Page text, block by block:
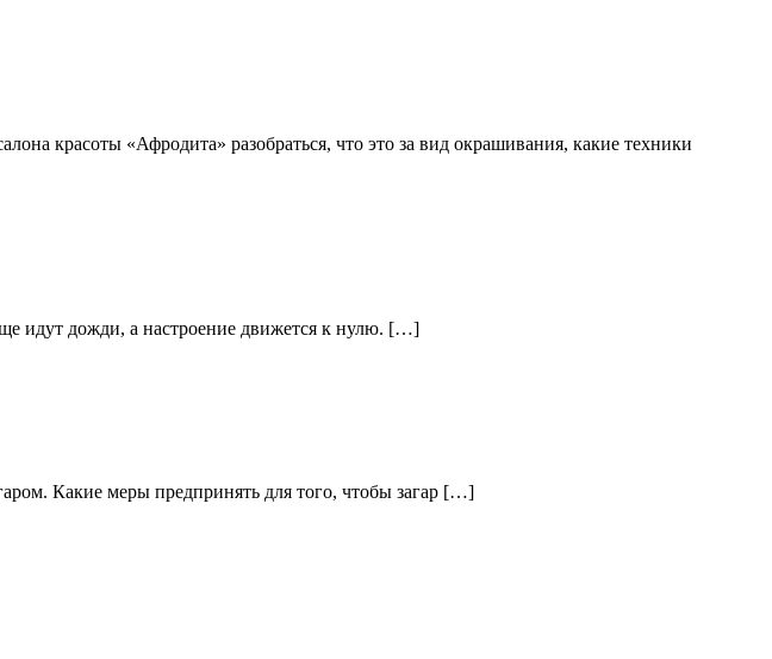
красоты «Афродита» разобраться, что это за вид окрашивания, какие техники
идут дожди, а настроение движется к нулю. […]
Какие меры предпринять для того, чтобы загар […]